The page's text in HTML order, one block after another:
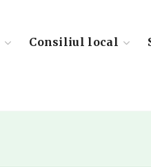
Consiliul local